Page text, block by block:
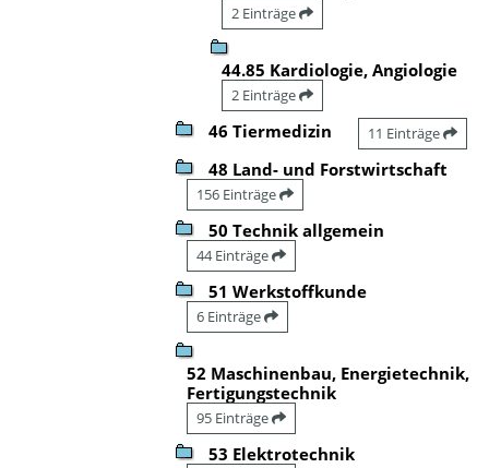
2 Einträge
44.85 Kardiologie, Angiologie
2 Einträge
46 Tiermedizin 11 Einträge
48 Land- und Forstwirtschaft
156 Einträge
50 Technik allgemein
44 Einträge
51 Werkstoffkunde
6 Einträge
52 Maschinenbau, Energietechnik,
Fertigungstechnik
95 Einträge
53 Elektrotechnik